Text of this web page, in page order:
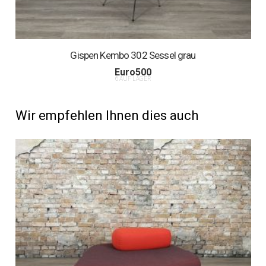
Gispen Kembo 302 Sessel grau
500
6 AUF LAGER
Wir empfehlen Ihnen dies auch